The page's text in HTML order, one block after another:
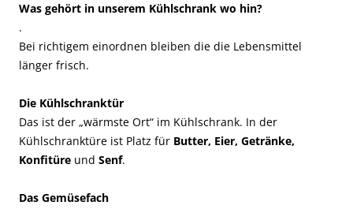
Was gehört in unserem Kühlschrank wo hin?
.
Bei richtigem einordnen bleiben die die Lebensmittel
länger frisch.
Die Kühlschranktür
Das ist der „wärmste Ort“ im Kühlschrank. In der
Kühlschranktüre ist Platz für Butter, Eier, Getränke,
Konfitüre und Senf.
Das Gemüsefach